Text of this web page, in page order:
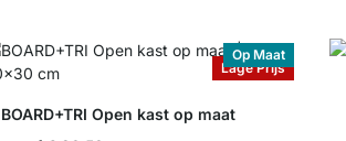
Lage Prijs
Op Maat
BOARD+TRI Open kast op maat